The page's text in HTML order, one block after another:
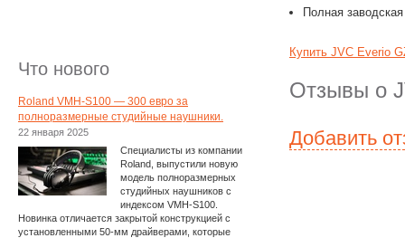
Полная
Купить JVC Everio
Отзывы о
Добавить
Что нового
Roland VMH-S100 — 300 евро за
полноразмерные студийные наушники.
22 января 2025
Специалисты из компании
Roland, выпустили новую
модель полноразмерных
студийных наушников с
индексом VMH-S100.
Новинка отличается закрытой конструкцией с
установленными 50-мм драйверами, которые